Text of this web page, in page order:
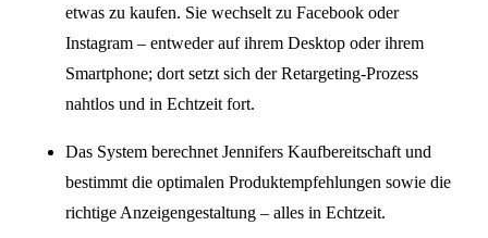
etwas zu kaufen. Sie wechselt zu Facebook oder
Instagram – entweder auf ihrem Desktop oder ihrem
Smartphone; dort setzt sich der Retargeting-Prozess
nahtlos und in Echtzeit fort.
Das System berechnet Jennifers Kaufbereitschaft und
bestimmt die optimalen Produktempfehlungen sowie die
richtige Anzeigengestaltung – alles in Echtzeit.